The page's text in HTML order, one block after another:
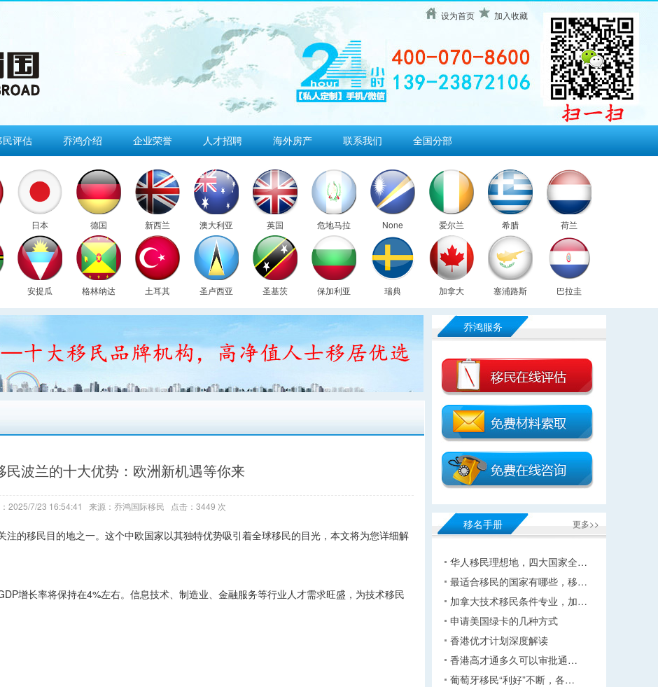
设为首页 加入收藏
民评估 乔鸿介绍 企业荣誉 人才招聘 海外房产 联系我们 全国分部
日本 德国 新西兰 澳大利亚 英国 危地马拉 None 爱尔兰 希腊 荷兰
安提瓜 格林纳达 土耳其 圣卢西亚 圣基茨 保加利亚 瑞典 加拿大 塞浦路斯 巴拉圭
民波兰的十大优势：欧洲新机遇等你来
2025/7/23 16:54:41 来源：乔鸿国际移民 点击：3449 次
的移民目的地之一。这个中欧国家以其独特优势吸引着全球移民的目光，本文将为您详细解
增长率将保持在4%左右。信息技术、制造业、金融服务等行业人才需求旺盛，为技术移民
乔鸿服务
更多>>
移名手册
华人移民理想地，四大国家全…
最适合移民的国家有哪些，移…
加拿大技术移民条件专业，加…
申请美国绿卡的几种方式
香港优才计划深度解读
香港高才通多久可以审批通…
葡萄牙移民“利好”不断，各…